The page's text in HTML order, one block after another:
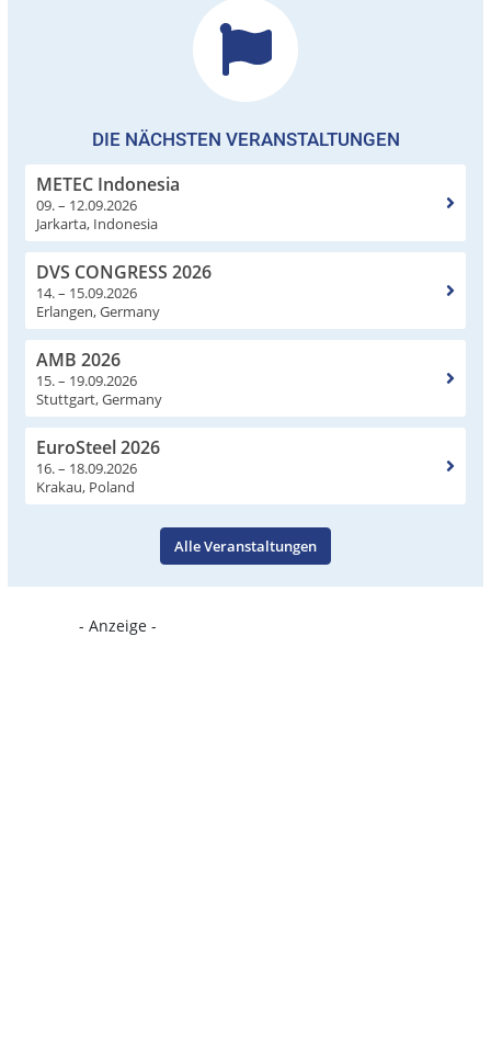
DIE NÄCHSTEN VERANSTALTUNGEN
METEC Indonesia
09. – 12.09.2026
Jarkarta, Indonesia
DVS CONGRESS 2026
14. – 15.09.2026
Erlangen, Germany
AMB 2026
15. – 19.09.2026
Stuttgart, Germany
EuroSteel 2026
16. – 18.09.2026
Krakau, Poland
Alle Veranstaltungen
- Anzeige -